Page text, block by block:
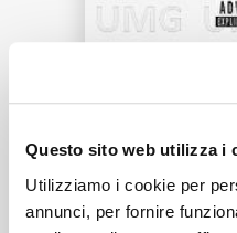
Questo sito web utilizza i
Utilizziamo i cookie per
annunci, per fornire
1 Tip Tap
Oliver Green, JVLI
CHI